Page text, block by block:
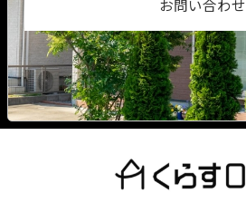
お問い合わせ